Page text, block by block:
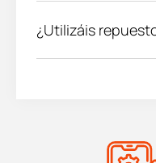
¿Utilizáis